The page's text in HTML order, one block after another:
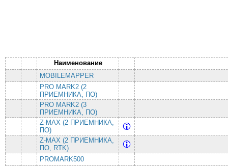
Наименование
MOBILEMAPPER
PRO MARK2 (2
ПРИЕМНИКА, ПО)
PRO MARK2 (3
ПРИЕМНИКА, ПО)
Z-MAX (2 ПРИЕМНИКА,
ПО)
Z-MAX (2 ПРИЕМНИКА,
ПО, RTK)
PROMARK500